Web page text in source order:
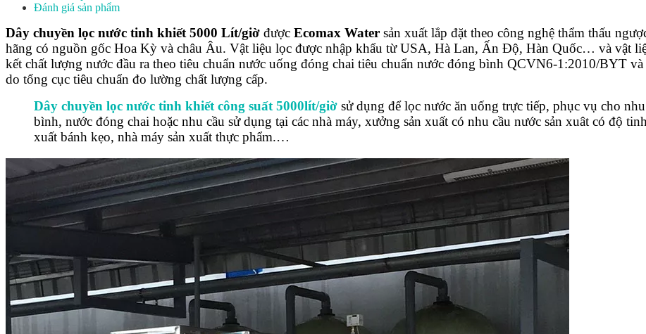
Đánh giá sản phẩm
Dây chuyền lọc nước tinh khiết 5000 Lít/giờ được Ecomax Water sản xuất lắp đặt theo công nghệ thẩm thấu
hãng có nguồn gốc Hoa Kỳ và châu Âu. Vật liệu lọc được nhập khẩu từ USA, Hà Lan, Ấn Độ, Hàn Quốc… và vật
kết chất lượng nước đầu ra theo tiêu chuẩn nước uống đóng chai tiêu chuẩn nước đóng bình QCVN6-1:2010/BYT
do tổng cục tiêu chuẩn đo lường chất lượng cấp.
Dây chuyền lọc nước tinh khiết công suất 5000lít/giờ sử dụng để lọc nước ăn uống trực tiếp, phục vụ cho
bình, nước đóng chai hoặc nhu cầu sử dụng tại các nhà máy, xưởng sản xuất có nhu cầu nước sản xuât có độ
xuất bánh kẹo, nhà máy sản xuất thực phẩm.…